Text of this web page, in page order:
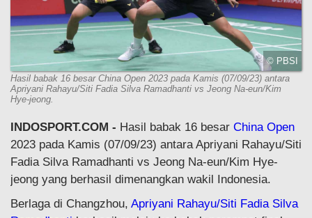
© PBSI
Hasil babak 16 besar China Open 2023 pada Kamis (07/09/23) antara
Apriyani Rahayu/Siti Fadia Silva Ramadhanti vs Jeong Na-eun/Kim
Hye-jeong.
INDOSPORT.COM - Hasil babak 16 besar China Open
2023 pada Kamis (07/09/23) antara Apriyani Rahayu/Siti
Fadia Silva Ramadhanti vs Jeong Na-eun/Kim Hye-
jeong yang berhasil dimenangkan wakil Indonesia.
Berlaga di Changzhou, Apriyani Rahayu/Siti Fadia Silva